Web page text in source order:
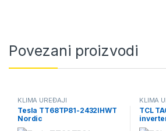
Povezani proizvodi
KLIMA UREĐAJI
Tesla TT68TP81-2432IHWT
Nordic
KLIMA
TCL